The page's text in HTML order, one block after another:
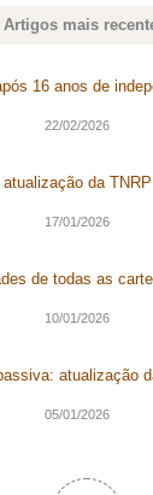
Artigos mais
16 anos de
22/02/2026
atualização da
17/01/2026
de todas as
10/01/2026
atualização
05/01/2026